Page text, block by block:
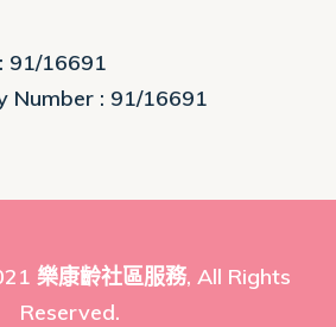
91/16691
Number : 91/16691
樂康齡社區服務, All Rights
Reserved.